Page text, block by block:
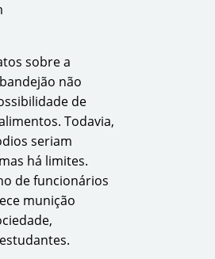
sobre a
não
de
Todavia,
seriam
há limites.
de funcionários
munição